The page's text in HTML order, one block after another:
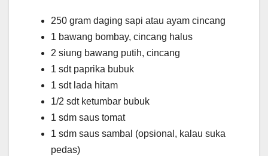
250 gram daging sapi atau ayam cincang
1 bawang bombay, cincang halus
2 siung bawang putih, cincang
1 sdt paprika bubuk
1 sdt lada hitam
1/2 sdt ketumbar bubuk
1 sdm saus tomat
1 sdm saus sambal (opsional, kalau suka
pedas)